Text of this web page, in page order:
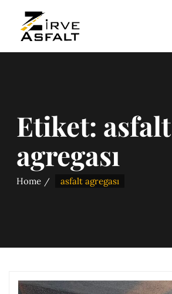
Etiket: asfalt
agregası
Home asfalt agregası